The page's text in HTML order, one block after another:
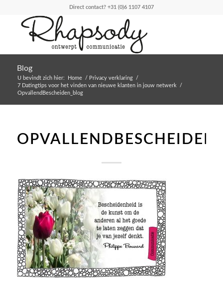
Direct contact? +31 (0)6 1107 4107
Blog
U bevindt zich hier: Home / Privacy verklaring
/
7 Datingtips voor het vinden van nieuwe klanten in jouw netwerk
/
OpvallendBescheiden_blog